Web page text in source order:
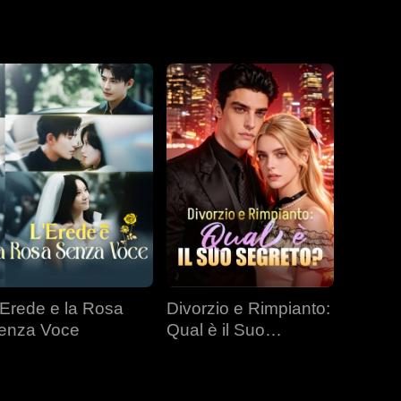
suo amore.
e la Rosa
Voce
Divorzio e Rimpianto:
Qual è il Suo